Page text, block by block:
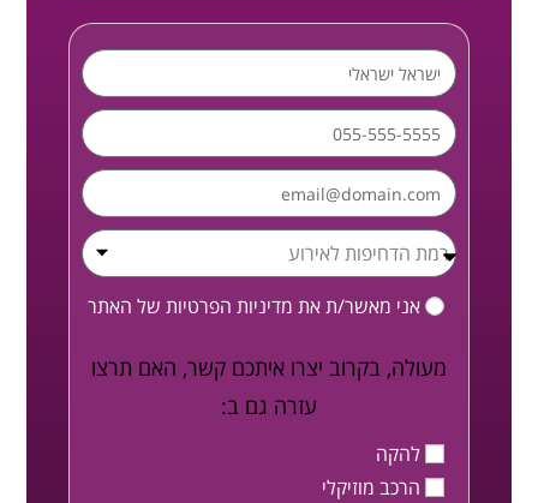
אני מאשר/ת את מדיניות הפרטיות של האתר
מעולה, בקרוב יצרו איתכם קשר, האם תרצו
עזרה גם ב:
להקה
הרכב מוזיקלי